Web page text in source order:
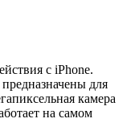
с iPhone.
для
камера
на самом